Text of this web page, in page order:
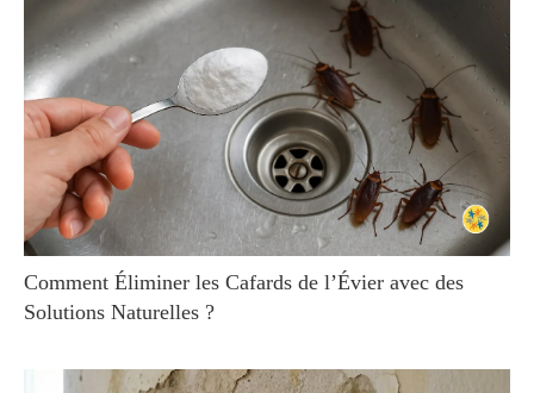
Comment Éliminer les Cafards de l’Évier avec des
Solutions Naturelles ?